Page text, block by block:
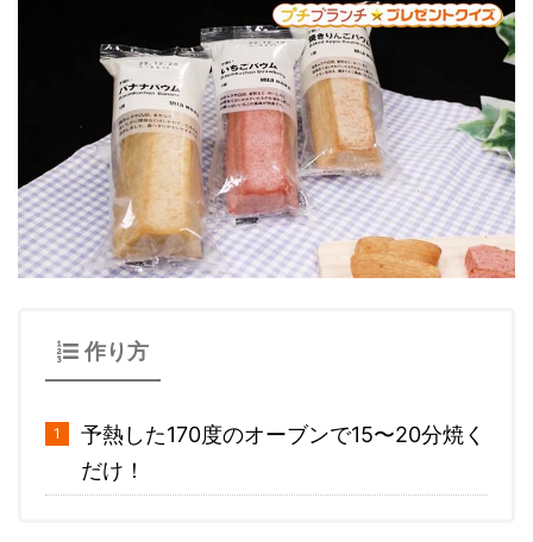
作り方
予熱した170度のオーブンで15〜20分焼く
だけ！